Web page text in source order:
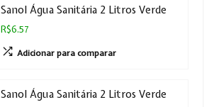
Sanol Água Sanitária 2 Litros Verde
R$6.57
Adicionar para comparar
Sanol Água Sanitária 2 Litros Verde